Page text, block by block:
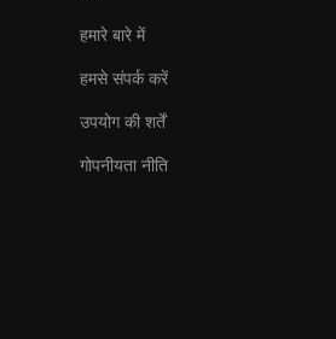
हमारे बारे में
हमसे संपर्क करें
उपयोग की शर्तें
गोपनीयता नीति